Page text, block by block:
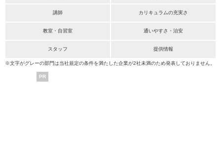
講師 カリキュラムの充実さ
教室・自習室 通いやすさ・治安
スタッフ 提供情報
※文字がグレーの部門は当社規定の条件を満たした企業が2社未満のため発表しておりません。
PR